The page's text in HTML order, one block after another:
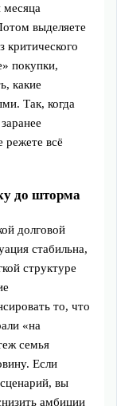
месяца
выделяете
критического
покупки,
какие
Так, когда
режете всё
до шторма
долговой
стабильна,
структуре
то, что
«на
семья
Если
вы
амбиции